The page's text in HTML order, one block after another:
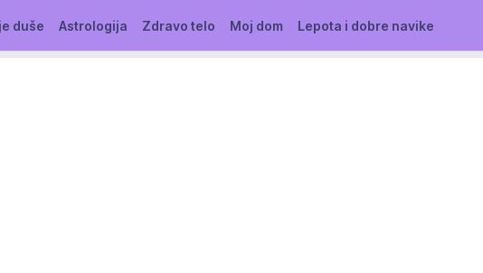
duše Astrologija Zdravo telo Moj dom Lepota i dobre navike